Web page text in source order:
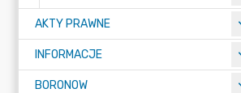
AKTY PRAWNE
INFORMACJE
BORONOW